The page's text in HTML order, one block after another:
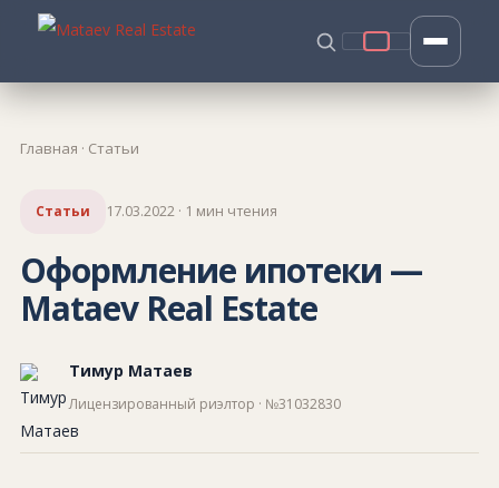
Главная · Статьи
Статьи 17.03.2022 · 1 мин чтения
Оформление ипотеки —
Mataev Real Estate
Тимур Матаев
Лицензированный риэлтор · №31032830